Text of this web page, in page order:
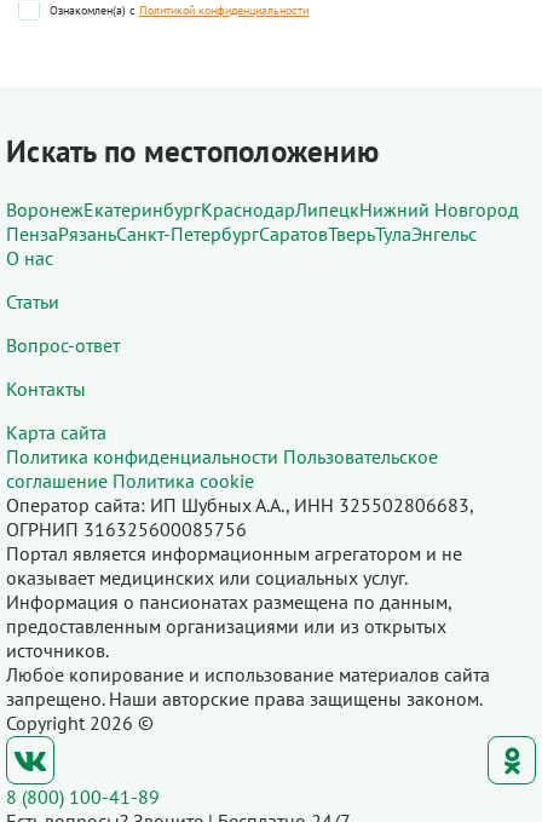
Ознакомлен(а) с Политикой конфиденциальности
Искать по местоположению
ВоронежЕкатеринбургКраснодарЛипецкНижний Новгород
ПензаРязаньСанкт-ПетербургСаратовТверьТулаЭнгельс
О нас
Статьи
Вопрос-ответ
Контакты
Карта сайта
Политика конфиденциальности Пользовательское
соглашение Политика cookie
Оператор сайта: ИП Шубных А.А., ИНН 325502806683,
ОГРНИП 316325600085756
Портал является информационным агрегатором и не
оказывает медицинских или социальных услуг.
Информация о пансионатах размещена по данным,
предоставленным организациями или из открытых
источников.
Любое копирование и использование материалов сайта
запрещено. Наши авторские права защищены законом.
Copyright 2026 ©
8 (800) 100-41-89